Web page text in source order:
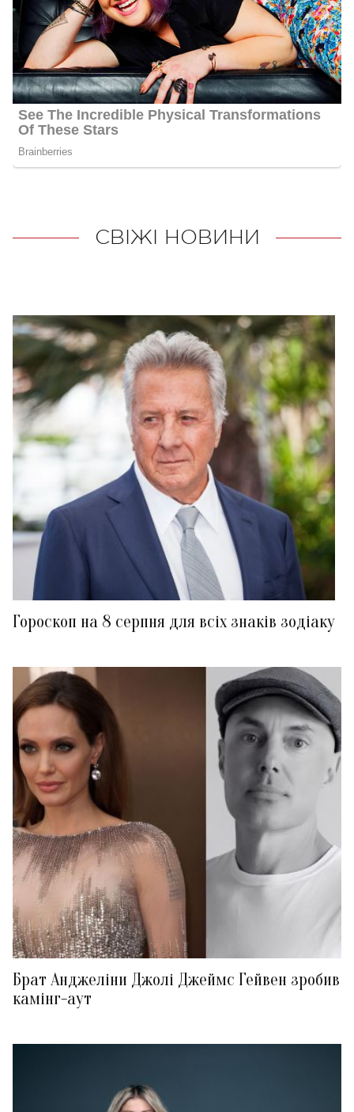
СВІЖІ НОВИНИ
Гороскоп на 8 серпня для всіх знаків зодіаку
Брат Анджеліни Джолі Джеймс Гейвен зробив
камінг-аут